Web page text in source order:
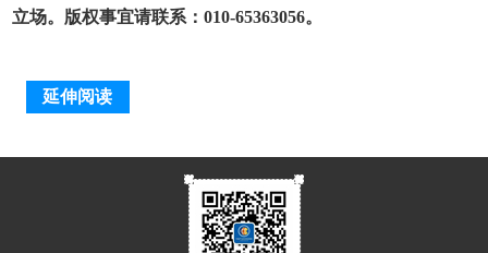
立场。版权事宜请联系：010-65363056。
延伸阅读